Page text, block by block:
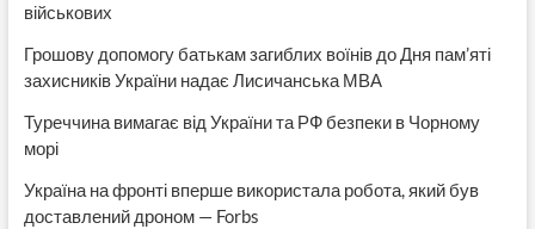
військових
Грошову допомогу батькам загиблих воїнів до Дня пам’яті
захисників України надає Лисичанська МВА
Туреччина вимагає від України та РФ безпеки в Чорному
морі
Україна на фронті вперше використала робота, який був
доставлений дроном — Forbs